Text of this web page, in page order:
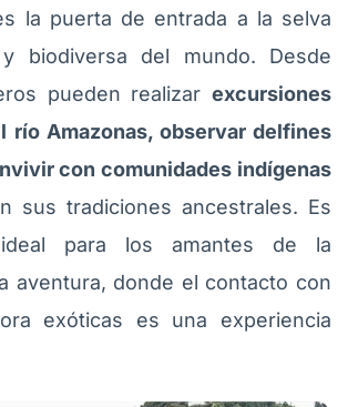
la puerta de entrada a la selva
biodiversa del mundo. Desde
pueden realizar excursiones
río Amazonas, observar delfines
con comunidades indígenas
sus tradiciones ancestrales. Es
para los amantes de la
aventura, donde el contacto con
exóticas es una experiencia